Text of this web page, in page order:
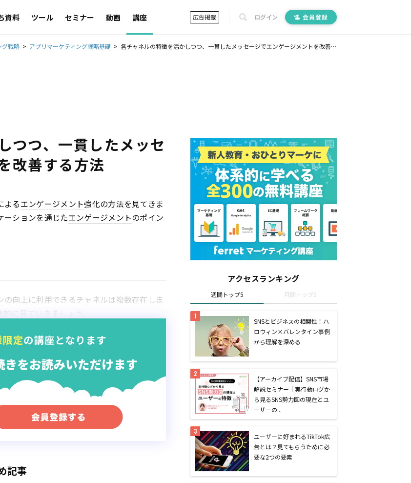
資料 ツール セミナー 動画 講座 広告掲載 ログイン 会員登録
グ戦略 アプリマーケティング戦略基礎 各チャネルの特徴を活かしつつ、一貫したメッセージでエンゲージメントを改善する方法
つつ、一貫したメッセ
改善する方法
よるエンゲージメント強化の方法を見てきま
ーションを通じたエンゲージメントのポイン
の向上に利用できるチャネルは複数存在しま
記事
アクセスランキング
週間トップ5 月間トップ5
SNSとビジネスの相関性！ハ
ロウィン×バレンタイン事例
から理解を深める
【アーカイブ配信】SNS市場
解説セミナー｜実行動ログか
ら見るSNS勢力図の現在とユ
ーザーの...
ユーザーに好まれるTikTok広
告とは？見てもらうために必
要な2つの要素